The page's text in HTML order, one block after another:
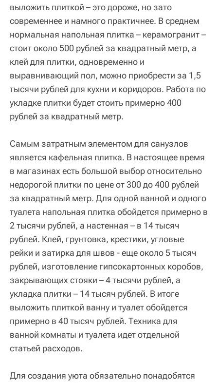
выложить плиткой – это дороже, но зато
современнее и намного практичнее. В среднем
нормальная напольная плитка – керамогранит –
стоит около 500 рублей за квадратный метр, а
клей для плитки, одновременно и
выравнивающий пол, можно приобрести за 1,5
тысячи рублей для кухни и коридоров. Работа по
укладке плитки будет стоить примерно 400
рублей за квадратный метр.
Самым затратным элементом для санузлов
является кафельная плитка. В настоящее время
в магазинах есть большой выбор относительно
недорогой плитки по цене от 300 до 400 рублей
за квадратный метр. Для одной ванной и одного
туалета напольная плитка обойдется примерно в
2 тысячи рублей, а настенная – в 14 тысяч
рублей. Клей, грунтовка, крестики, угловые
рейки и затирка для швов - еще около 5 тысяч
рублей, изготовление гипсокартонных коробов,
закрывающих стояки – 4 тысячи рублей, а
укладка плитки – 14 тысяч рублей. В итоге
выложить плиткой ванну и туалет обойдется
примерно в 40 тысяч рублей. Техника для
ванной комнаты и туалета идет отдельной
статьей расходов.
Для создания уюта обязательно понадобятся